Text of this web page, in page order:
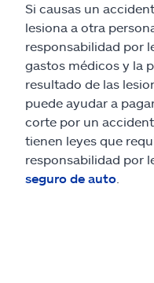
Si causas un
lesiona a otra
responsabilidad por
gastos médicos y la
resultado de las
puede ayudar a
corte por un
tienen leyes que
responsabilidad por
seguro de auto